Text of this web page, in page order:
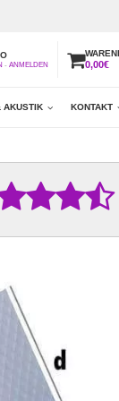
- ANMELDEN 0,00€
AKUSTIK KONTAKT